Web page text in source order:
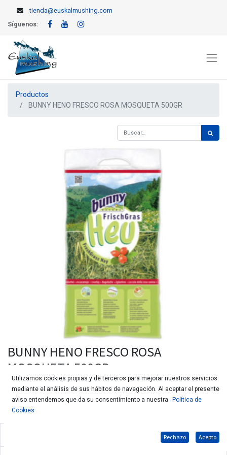
tienda@euskalmushing.com
Síguenos:
Productos
BUNNY HENO FRESCO ROSA MOSQUETA 500GR
BUNNY HENO FRESCO ROSA
MOSQUETA 500GR
Alimento compuesto para conejos enanos & roedores
Utilizamos cookies propias y de terceros para mejorar nuestros servicios
mediante el análisis de sus hábitos de navegación. Al aceptar el presente
aviso entendemos que da su consentimiento a nuestra
Política de
Cookies
Rechazo Acepto